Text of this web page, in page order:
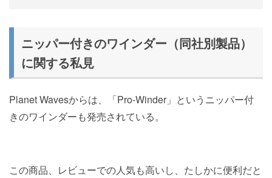
ニッパー付きのワインダー（同社別製品）
に関する私見
Planet Wavesからは、「Pro-Winder」というニッパー付
きのワインダーも発売されている。
この商品、レビューでの人気も高いし、たしかに便利だと